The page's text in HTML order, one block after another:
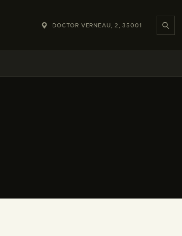
DOCTOR VERNEAU, 2, 35001